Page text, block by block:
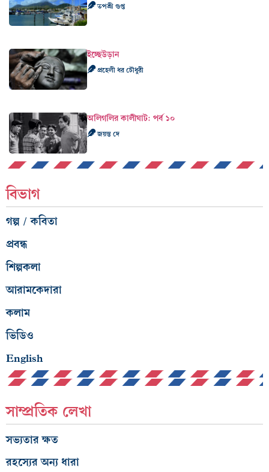
তপশ্রী গুপ্ত
ইচ্ছেউড়ান
প্রহেলী ধর চৌধুরী
অলিগলির কালীঘাট: পর্ব ১০
জয়ন্ত দে
বিভাগ
গল্প / কবিতা
প্রবন্ধ
শিল্পকলা
আরামকেদারা
কলাম
ভিডিও
English
সাম্প্রতিক লেখা
সভ্যতার ক্ষত
রহস্যের অন্য ধারা